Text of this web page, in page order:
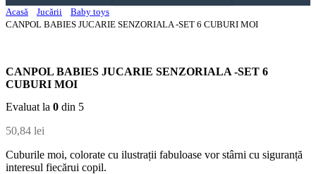
Acasă
Jucării
Baby toys
CANPOL BABIES JUCARIE SENZORIALA -SET 6 CUBURI MOI
CANPOL BABIES JUCARIE SENZORIALA -SET 6
CUBURI MOI
Evaluat la 0 din 5
50,84 lei
Cuburile moi, colorate cu ilustrații fabuloase vor stârni cu siguranță
interesul fiecărui copil.